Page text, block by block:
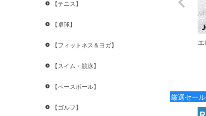
【テニス】
【卓球】
【フィットネス＆ヨガ】
【スイム・競泳】
【ベースボール】
【ゴルフ】
厳選セー